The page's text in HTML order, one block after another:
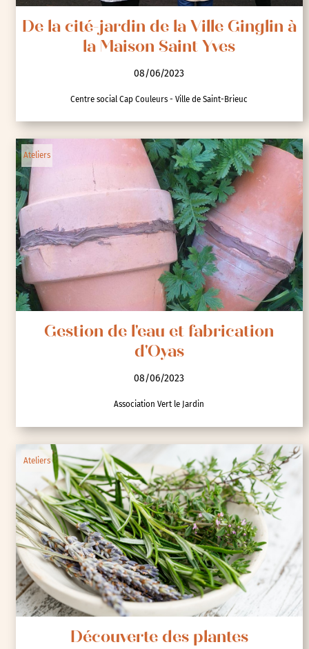
De la cité-jardin de la Ville Ginglin à
la Maison Saint Yves
08/06/2023
Centre social Cap Couleurs - Ville de Saint-Brieuc
Ateliers
Gestion de l'eau et fabrication
d'Oyas
08/06/2023
Association Vert le Jardin
Ateliers
Découverte des plantes